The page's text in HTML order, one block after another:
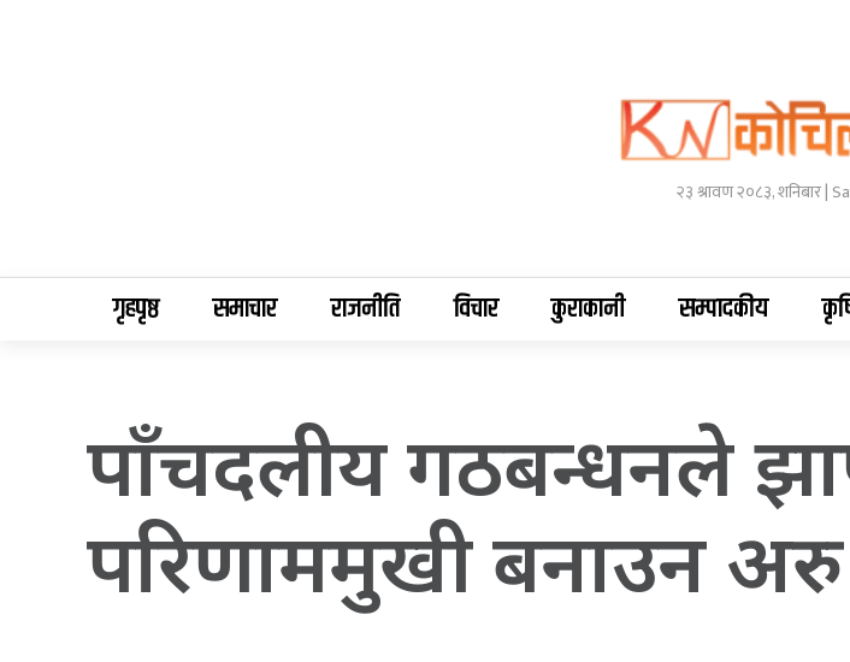
२३ श्रावण २०८३, शनिबार |
गृहपृष्ठ समाचार राजनीति विचार कुराकानी सम्पादकीय
पाँचदलीय गठबन्धनले
परिणाममुखी बनाउन